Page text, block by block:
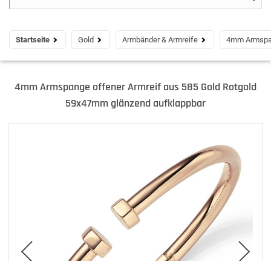
Startseite Gold Armbänder & Armreife 4mm
4mm Armspange offener Armreif aus 585 Gold Rotgold
59x47mm glänzend aufklappbar